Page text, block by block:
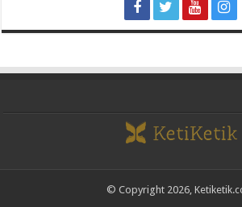
© Copyright 2026,